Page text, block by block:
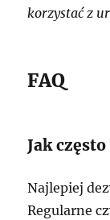
korzystać z
FAQ
Jak
Najlepiej
Regularne